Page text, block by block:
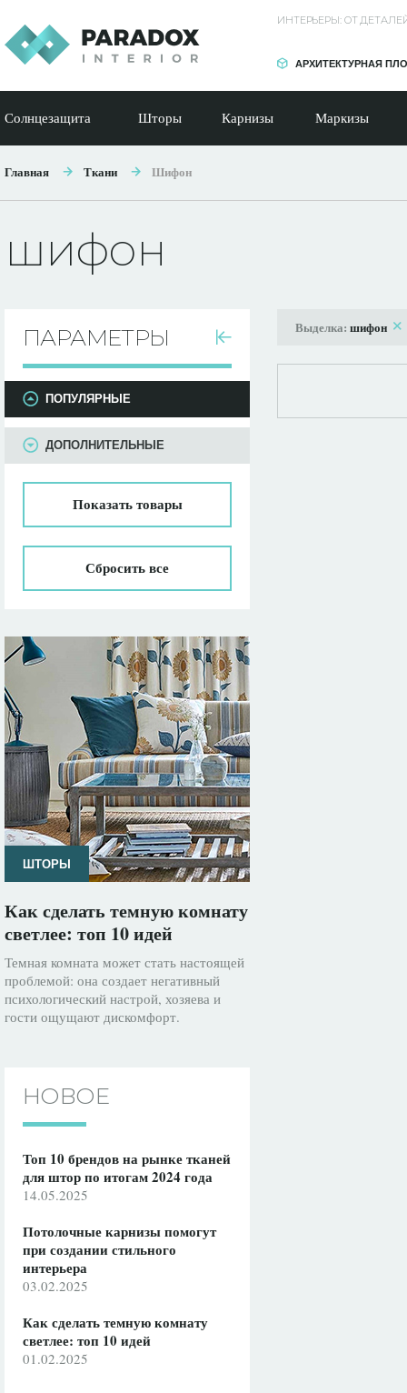
ИНТЕРЬЕРЫ: ОТ
АРХИТЕКТУРНАЯ
Солнцезащита Шторы Карнизы Маркизы
Главная Ткани Шифон
шифон
ПАРАМЕТРЫ
ПАРАМЕТРЫ
ПОПУЛЯРНЫЕ
ДОПОЛНИТЕЛЬНЫЕ
Показатьтовары
Сбросить все
ШТОРЫ
Как сделать темную комнату
светлее: топ 10 идей
Темная комната может стать настоящей
проблемой: она создает негативный
психологический настрой, хозяева и
гости ощущают дискомфорт.
НОВОЕ
Топ 10 брендов на рынке тканей
для штор по итогам 2024 года
14.05.2025
Потолочные карнизы помогут
при создании стильного
интерьера
03.02.2025
Как сделать темную комнату
светлее: топ 10 идей
01.02.2025
Выделка: шифон